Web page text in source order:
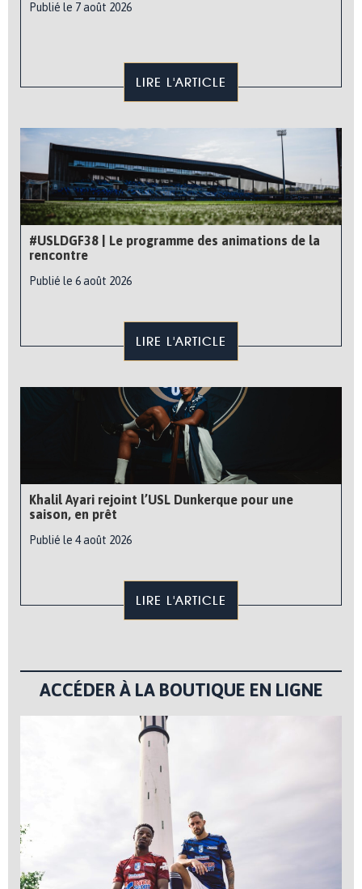
Publié le 7 août 2026
LIRE L'ARTICLE
#USLDGF38 | Le programme des animations de la
rencontre
Publié le 6 août 2026
LIRE L'ARTICLE
Khalil Ayari rejoint l’USL Dunkerque pour une
saison, en prêt
Publié le 4 août 2026
LIRE L'ARTICLE
ACCÉDER À LA BOUTIQUE EN LIGNE